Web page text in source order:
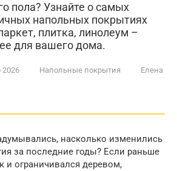
пола? Узнайте о самых
напольных покрытиях
плитка, линолеум –
для вашего дома.
2026 Напольные покрытия
Елена
насколько изменились
за последние годы? Если раньше
и ограничивался деревом,